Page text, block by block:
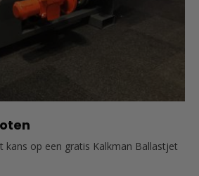
kans op een gratis Kalkman Ballastjet